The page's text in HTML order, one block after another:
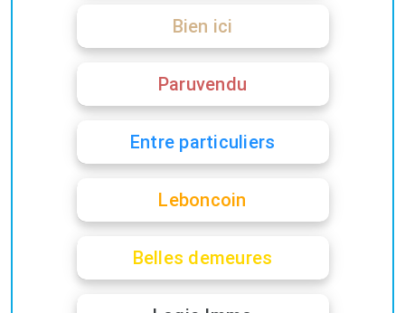
Bien ici
Paruvendu
Entre particuliers
Leboncoin
Belles demeures